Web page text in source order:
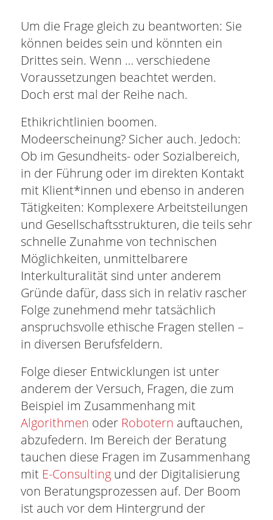
Um die Frage gleich zu beantworten: Sie
können beides sein und könnten ein
Drittes sein. Wenn … verschiedene
Voraussetzungen beachtet werden.
Doch erst mal der Reihe nach.
Ethikrichtlinien boomen.
Modeerscheinung? Sicher auch. Jedoch:
Ob im Gesundheits- oder Sozialbereich,
in der Führung oder im direkten Kontakt
mit Klient*innen und ebenso in anderen
Tätigkeiten: Komplexere Arbeitsteilungen
und Gesellschaftsstrukturen, die teils sehr
schnelle Zunahme von technischen
Möglichkeiten, unmittelbarere
Interkulturalität sind unter anderem
Gründe dafür, dass sich in relativ rascher
Folge zunehmend mehr tatsächlich
anspruchsvolle ethische Fragen stellen –
in diversen Berufsfeldern.
Folge dieser Entwicklungen ist unter
anderem der Versuch, Fragen, die zum
Beispiel im Zusammenhang mit
Algorithmen oder Robotern auftauchen,
abzufedern. Im Bereich der Beratung
tauchen diese Fragen im Zusammenhang
mit E-Consultingund der Digitalisierung
von Beratungsprozessen auf. Der Boom
ist auch vor dem Hintergrund der